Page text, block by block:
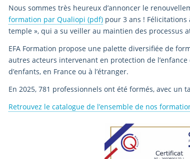
Nous sommes très heureux d’annoncer le
formation par Qualiopi (pdf)pour 3 ans ! Félicitations
temple », qui a su veiller au maintien des processus
EFA Formation propose une palette diversifiée de
autres acteurs intervenant en protection de l’enfance
d’enfants, en France ou à l’étranger.
En 2025, 781 professionnels ont été formés, avec un
Retrouvez le catalogue de l’ensemble de nos